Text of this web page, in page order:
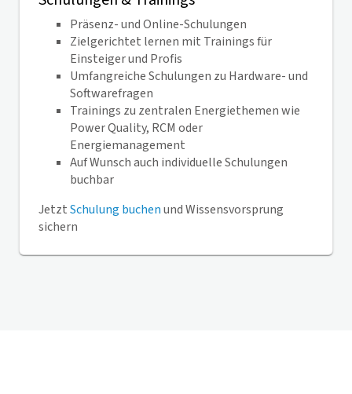
Präsenz- und Online-Schulungen
Zielgerichtet lernen mit Trainings für
Einsteiger und Profis
Umfangreiche Schulungen zu Hardware- und
Softwarefragen
Trainings zu zentralen Energiethemen wie
Power Quality, RCM oder
Energiemanagement
Auf Wunsch auch individuelle Schulungen
buchbar
JetztSchulung buchenund Wissensvorsprung
sichern